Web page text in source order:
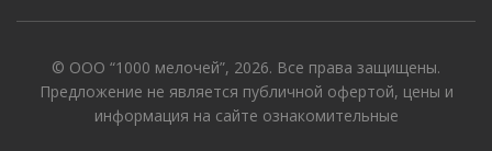
© ООО “1000 мелочей”, 2026. Все права защищены.
Предложение не является публичной офертой, цены и
информация на сайте ознакомительные